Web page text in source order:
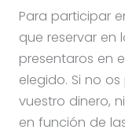
Para participar
que reservar en
presentaros en
elegido. Si no
vuestro dinero,
en función de